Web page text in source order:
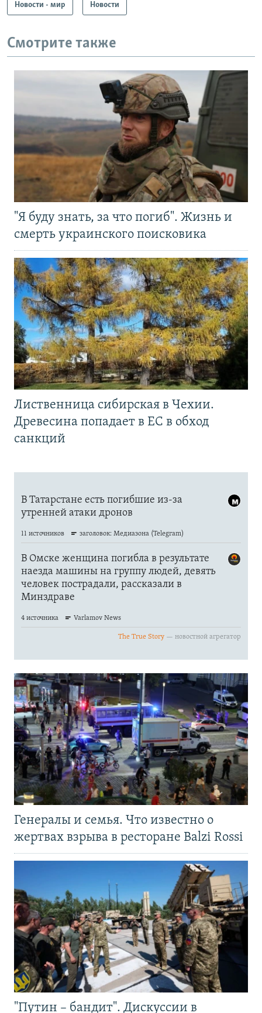
Новости - мир Новости
Смотрите также
"Я буду знать, за что погиб". Жизнь и
смерть украинского поисковика
Лиственница сибирская в Чехии.
Древесина попадает в ЕС в обход
санкций
Генералы и семья. Что известно о
жертвах взрыва в ресторане Balzi Rossi
"Путин – бандит". Дискуссии в